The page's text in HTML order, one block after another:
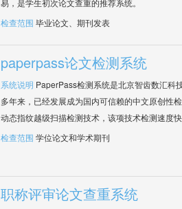
易，是学生初次论文查重的推荐系统。
检查范围 毕业论文、期刊发表
paperpass论文检测系统
系统说明 PaperPass检测系统是北京智齿数汇科
多年来，已经发展成为国内可信赖的中文原创性
动态指纹越级扫描检测技术，该项技术检测速度
检查范围 学位论文和学术期刊
职称评审论文查重系统